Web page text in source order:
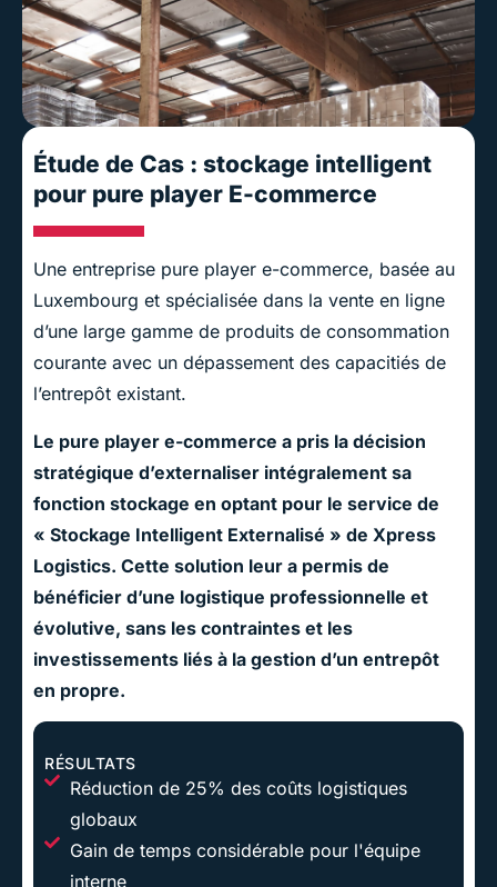
Étude de Cas : stockage intelligent
pour pure player E-commerce
Une entreprise pure player e-commerce, basée au
Luxembourg et spécialisée dans la vente en ligne
d’une large gamme de produits de consommation
courante avec un dépassement des capacitiés de
l’entrepôt existant.
Le pure player e-commerce a pris la décision
stratégique d’externaliser intégralement sa
fonction stockage en optant pour le service de
« Stockage Intelligent Externalisé » de Xpress
Logistics. Cette solution leur a permis de
bénéficier d’une logistique professionnelle et
évolutive, sans les contraintes et les
investissements liés à la gestion d’un entrepôt
en propre.
RÉSULTATS
Réduction de 25% des coûts logistiques
globaux
Gain de temps considérable pour l'équipe
interne